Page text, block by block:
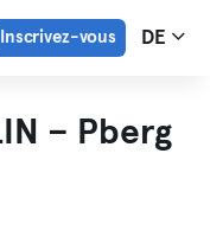
Inscrivez-vous DE
– Pberg